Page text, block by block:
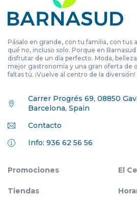
Pásalo en grande, con tu familia, con tus
qué no, incluso solo. Porque en
disfrutar de un día perfecto. Moda,
mejor gastronomía y una gran oferta de
faltas tú. ¡Vuelve al centro de la diversión!
Carrer Progrés 69, 08850
Barcelona, Spain
Contacto
Info: 936 62 56 56
Promociones
Tiendas
El